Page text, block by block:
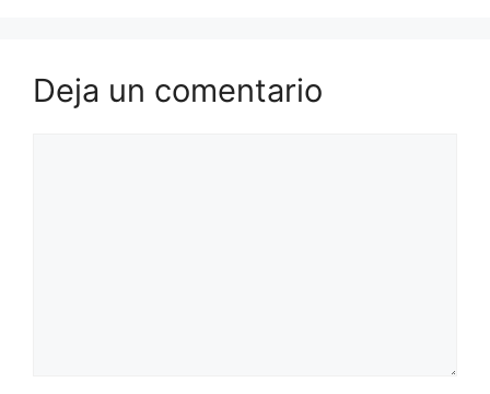
Deja un comentario